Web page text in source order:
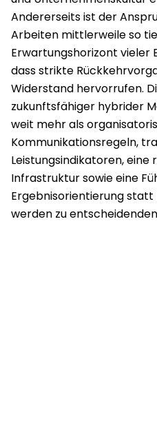
Andererseits ist der
Arbeiten mittlerweile so
Erwartungshorizont
dass strikte
Widerstand hervorrufen.
zukunftsfähiger hybrider
weit mehr als
Kommunikationsregeln,
Leistungsindikatoren, eine
Infrastruktur sowie eine
Ergebnisorientierung
werden zu